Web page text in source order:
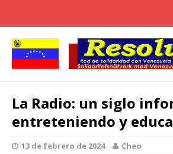
La Radio: un siglo
entreteniendo y
13 de febrero de 2024 Cheo